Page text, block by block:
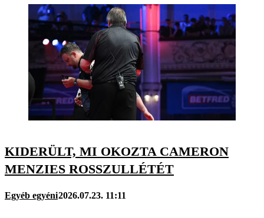
KIDERÜLT, MI OKOZTA CAMERON
MENZIES ROSSZULLÉTÉT
Egyéb egyéni2026.07.23. 11:11